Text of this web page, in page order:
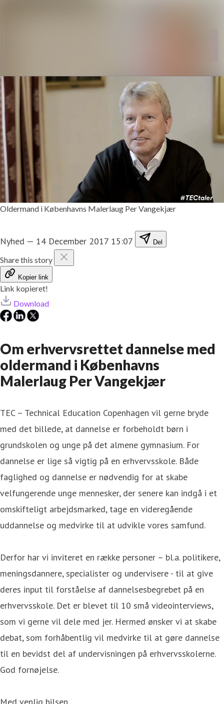
Oldermand i Københavns Malerlaug Per Vangekjær
Nyhed — 14 December 2017 15:07 Del
Share this story
Kopier link
Link kopieret!
Download
Om erhvervsrettet dannelse med
oldermand i Københavns
Malerlaug Per Vangekjær
TEC – Technical Education Copenhagen vil gerne bryde
med det billede, at dannelse er forbeholdt børn i
grundskolen og unge på det almene gymnasium. For
dannelse er lige så vigtig på en erhvervsskole. Både
faglighed og dannelse er nødvendig for at skabe
velfungerende unge mennesker, der senere kan indgå i et
omskifteligt arbejdsmarked, tage en videregående
uddannelse og medvirke til at udvikle vores samfund.
Derfor har vi inviteret en række personer – bl.a. politikere,
meningsdannere, specialister og undervisere - til at give
deres input til forståelse af dannelsesbegrebet på en
erhvervsskole. Det er blevet til 10 små videointerviews,
som vi gerne vil dele med jer. Hermed ønsker vi at skabe
debat, som forhåbentlig vil medvirke til at gøre dannelse
til en bevidst del af undervisningen på erhvervsskolerne.
God fornøjelse.
Med venlig hilsen